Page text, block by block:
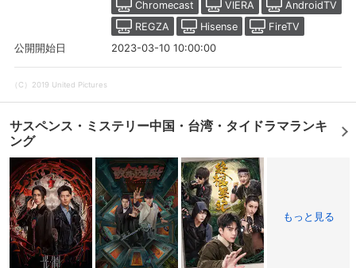
Chromecast
VIERA
AndroidTV
REGZA
Hisense
FireTV
公開開始日
2023-03-10 10:00:00
（C）2019 United Pictures
サスペンス・ミステリー中国・台湾・タイドラマランキ
ング
もっと見る